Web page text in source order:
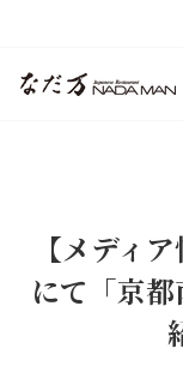
【メディ
にて「京